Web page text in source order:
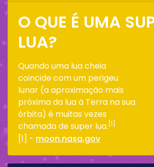
O QUE É UMA
LUA?
Quando uma lua cheia
coincide com um perigeu
lunar (a aproximação mais
próxima da lua à Terra na sua
órbita) é muitas vezes
chamada de super lua. [1]
[1] - moon.nasa.gov